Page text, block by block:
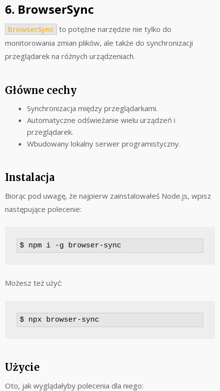
6. BrowserSync
BrowserSync to potężne narzędzie nie tylko do
monitorowania zmian plików, ale także do synchronizacji
przeglądarek na różnych urządzeniach.
Główne cechy
Synchronizacja między przeglądarkami.
Automatyczne odświeżanie wielu urządzeń i
przeglądarek.
Wbudowany lokalny serwer programistyczny.
Instalacja
Biorąc pod uwagę, że najpierw zainstalowałeś Node.js, wpisz
następujące polecenie:
$ npm i -g browser-sync
Możesz też użyć:
$ npx browser-sync
Użycie
Oto, jak wyglądałyby polecenia dla niego: